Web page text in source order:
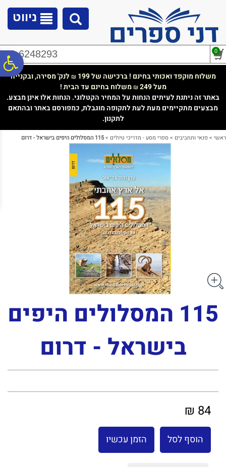
נגישות
ניווט
02-6248293 0
משלוח מוקפד ואכותי בחינם ! ברכישה של 199 ₪ לנק' מסירה, ובקנייה
מעל 249
₪משלוח בחינם עד הבית !
באתר זה ניתנת לעיתים הנחות על המחיר הקטלוגי. הנחות אלו אינן מבצע.
מבצעים מתקיימים מעת לעת לתקופה מוגבלת, כמפורסם באתר ובהתאם
לתקנון.
ראשי > פנאי ותחביבים >ספרי מסע - מדריכי טיולים >115 המסלולים היפים בישראל - דרום
115 המסלולים היפים
בישראל - דרום
84 ₪
הוסף לסל הזמן עכשיו